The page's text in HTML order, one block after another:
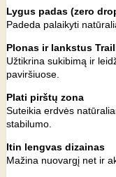
Lygus padas (zero
Padeda palaikyti
Plonas ir lankstus
Užtikrina sukibimą ir
paviršiuose.
Plati pirštų zona
Suteikia erdvės
stabilumo.
Itin lengvas dizainas
Mažina nuovargį net ir